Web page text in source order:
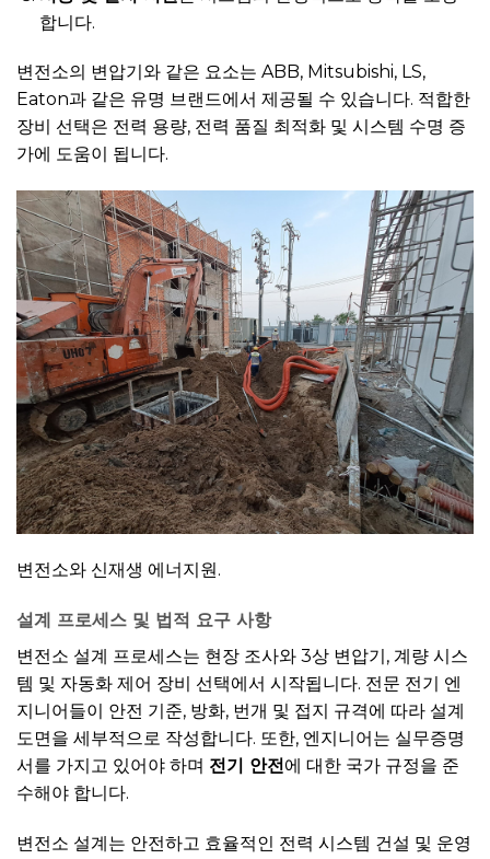
합니다.
변전소의 변압기와 같은 요소는 ABB, Mitsubishi, LS,
Eaton과 같은 유명 브랜드에서 제공될 수 있습니다. 적합한
장비 선택은 전력 용량, 전력 품질 최적화 및 시스템 수명 증
가에 도움이 됩니다.
변전소와 신재생 에너지원.
설계 프로세스 및 법적 요구 사항
변전소 설계 프로세스는 현장 조사와 3상 변압기, 계량 시스
템 및 자동화 제어 장비 선택에서 시작됩니다. 전문 전기 엔
지니어들이 안전 기준, 방화, 번개 및 접지 규격에 따라 설계
도면을 세부적으로 작성합니다. 또한, 엔지니어는 실무증명
서를 가지고 있어야 하며 전기 안전에 대한 국가 규정을 준
수해야 합니다.
변전소 설계는 안전하고 효율적인 전력 시스템 건설 및 운영